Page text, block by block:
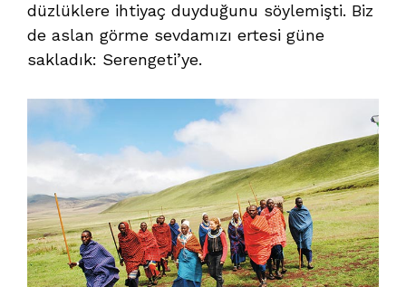
düzlüklere ihtiyaç duyduğunu söylemişti. Biz
de aslan görme sevdamızı ertesi güne
sakladık: Serengeti’ye.